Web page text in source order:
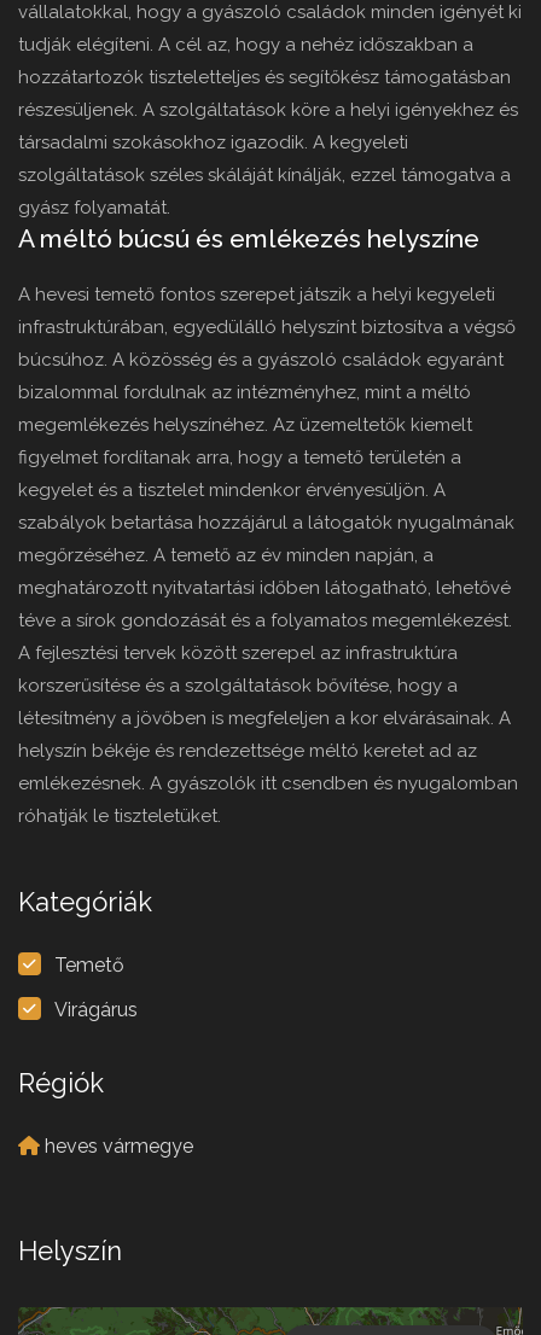
vállalatokkal, hogy a gyászoló családok minden igényét ki
tudják elégíteni. A cél az, hogy a nehéz időszakban a
hozzátartozók tiszteletteljes és segítőkész támogatásban
részesüljenek. A szolgáltatások köre a helyi igényekhez és
társadalmi szokásokhoz igazodik. A kegyeleti
szolgáltatások széles skáláját kínálják, ezzel támogatva a
gyász folyamatát.
A méltó búcsú és emlékezés helyszíne
A hevesi temető fontos szerepet játszik a helyi kegyeleti
infrastruktúrában, egyedülálló helyszínt biztosítva a végső
búcsúhoz. A közösség és a gyászoló családok egyaránt
bizalommal fordulnak az intézményhez, mint a méltó
megemlékezés helyszínéhez. Az üzemeltetők kiemelt
figyelmet fordítanak arra, hogy a temető területén a
kegyelet és a tisztelet mindenkor érvényesüljön. A
szabályok betartása hozzájárul a látogatók nyugalmának
megőrzéséhez. A temető az év minden napján, a
meghatározott nyitvatartási időben látogatható, lehetővé
téve a sírok gondozását és a folyamatos megemlékezést.
A fejlesztési tervek között szerepel az infrastruktúra
korszerűsítése és a szolgáltatások bővítése, hogy a
létesítmény a jövőben is megfeleljen a kor elvárásainak. A
helyszín békéje és rendezettsége méltó keretet ad az
emlékezésnek. A gyászolók itt csendben és nyugalomban
róhatják le tiszteletüket.
Kategóriák
Temető
Virágárus
Régiók
heves vármegye
Helyszín